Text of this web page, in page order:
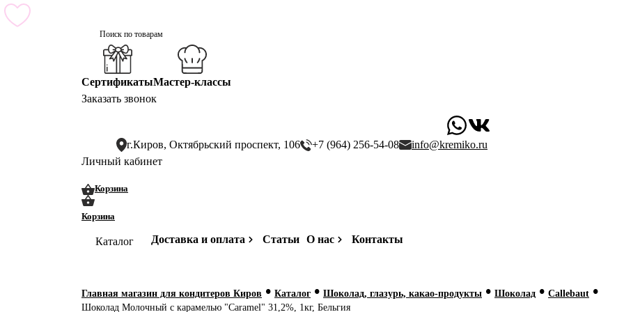
СертификатыМастер-классы
Заказать звонок
г.Киров, Октябрьский проспект, 106 +7 (964) 256-54-08
info@kremiko.ru
Личный кабинет
Корзина0
Корзина
0
Каталог Доставка и оплата Статьи О нас Контакты
Главная магазин для кондитеров Киров • Каталог • Шоколад, глазурь, какао-продукты • Шоколад • Callebaut •
Шоколад Молочный с карамелью "Caramel" 31,2%, 1кг, Бельгия